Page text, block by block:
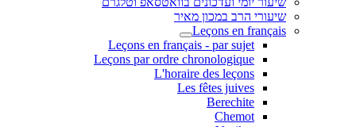
שיעורי הרב במכון מאיר
Leçons en français
Leçons en français - par sujet
Leçons par ordre chronologique
L'horaire des leçons
Les fêtes juives
Berechite
Chemot